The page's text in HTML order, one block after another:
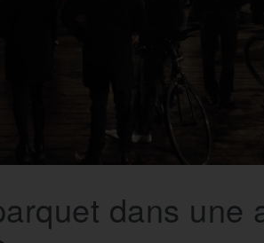
dans une